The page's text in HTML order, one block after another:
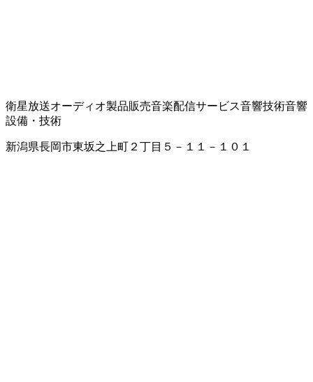
衛星放送オーディオ製品販売音楽配信サービス音響技術音響
設備・技術
新潟県長岡市東坂之上町２丁目５－１１－１０１